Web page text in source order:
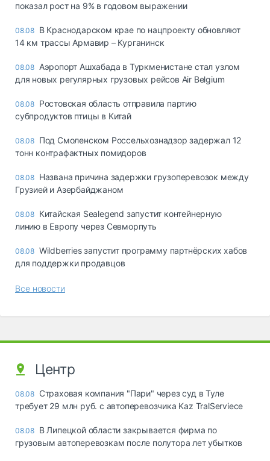
показал рост на 9% в годовом выражении
08.08 В Краснодарском крае по нацпроекту обновляют
14 км трассы Армавир – Курганинск
08.08 Аэропорт Ашхабада в Туркменистане стал узлом
для новых регулярных грузовых рейсов Air Belgium
08.08 Ростовская область отправила партию
субпродуктов птицы в Китай
08.08 Под Смоленском Россельхознадзор задержал 12
тонн контрафактных помидоров
08.08 Названа причина задержки грузоперевозок между
Грузией и Азербайджаном
08.08 Китайская Sealegend запустит контейнерную
линию в Европу через Севморпуть
08.08 Wildberries запустит программу партнёрских хабов
для поддержки продавцов
Все новости
Центр
08.08 Страховая компания "Пари" через суд в Туле
требует 29 млн руб. с автоперевозчика Kaz TralServiece
08.08 В Липецкой области закрывается фирма по
грузовым автоперевозкам после полутора лет убытков